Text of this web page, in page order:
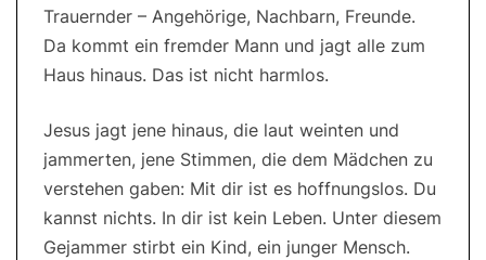
Trauernder – Angehörige, Nachbarn, Freunde.
Da kommt ein fremder Mann und jagt alle zum
Haus hinaus. Das ist nicht harmlos.
Jesus jagt jene hinaus, die laut weinten und
jammerten, jene Stimmen, die dem Mädchen zu
verstehen gaben: Mit dir ist es hoffnungslos. Du
kannst nichts. In dir ist kein Leben. Unter diesem
Gejammer stirbt ein Kind, ein junger Mensch.